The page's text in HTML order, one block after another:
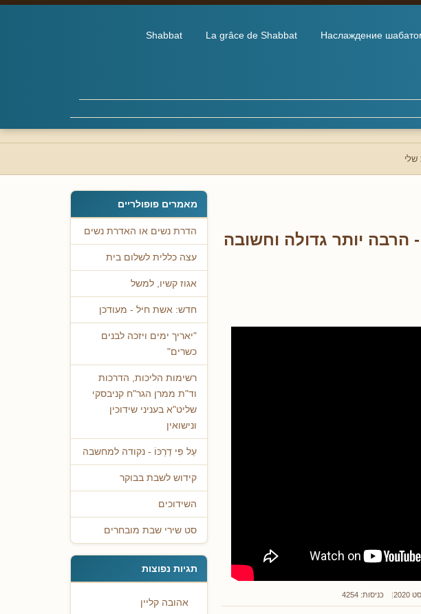
Наслаждение
La grâce de Shabbat
Shabbat
יותר גדולה וחשובה
כניסות: 4254
מאמרים פופולריים
הדרת נשים או האדרת נשים
עצה כללית לשלום בית
אגוז קשיו, למשל
חדש: אשת חיל - מעודכן
"יאריך ימים ויזכה לבנים
כשרים"
רשימות הליכות, הדרכות
וד"ת ממרן הגר"ח קניבסקי
שליט"א בעניני שידוכין
ונישואין
עַל פִּי דַרְכּוֹ - נקודה למחשבה
קידוש לשבת בבוקר
השידוכים
סט שירי שבת מובחרים
תגיות נפוצות
אהובה קליין